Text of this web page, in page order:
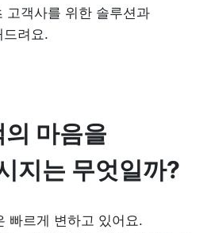
고객사를 위한 솔루션과
드려요.
마음을
지는 무엇일까?
빠르게 변하고 있어요.